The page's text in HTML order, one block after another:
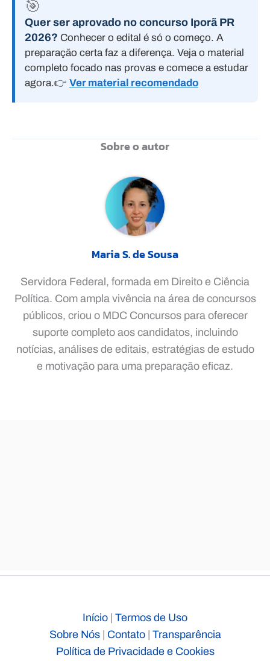
🎯
Quer ser aprovado no concurso Iporã PR
2026? Conhecer o edital é só o começo. A
preparação certa faz a diferença. Veja o material
completo focado nas provas e comece a estudar
agora.👉 Ver material recomendado
Sobre o autor
Maria S. de Sousa
Servidora Federal, formada em Direito e Ciência
Política. Com ampla vivência na área de concursos
públicos, criou o MDC Concursos para oferecer
suporte completo aos candidatos, incluindo
notícias, análises de editais, estratégias de estudo
e motivação para uma preparação eficaz.
Início | Termos de Uso
Sobre Nós| Contato| Transparência
Política de Privacidade e Cookies